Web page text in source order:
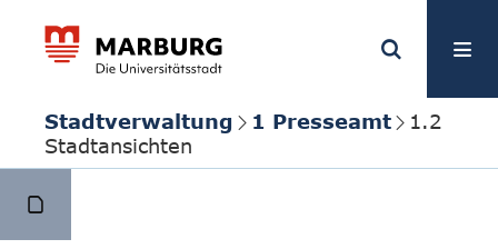
Stadtverwaltung 1 Presseamt
1.2
Stadtansichten